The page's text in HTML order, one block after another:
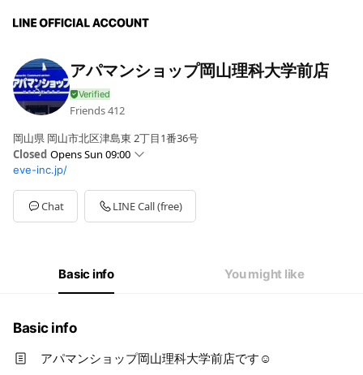
アパマンショップ岡山理科大学前店
Friends412
岡山県 岡山市北区津島東 2丁目1番36号
Closed Opens Sun 09:00
Sun09:00 - 18:00
Mon09:00 - 18:00
Tue09:00 - 18:00
Wed09:00 - 18:00
09:00 - 18:00
eve-inc.jp/
Chat LINE Call (free)
Basic info You might like
Basic info
アパマンショップ岡山理科大学前店です☺️